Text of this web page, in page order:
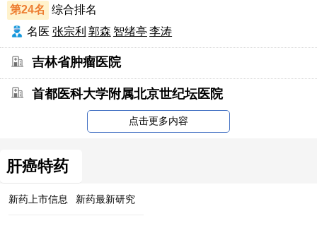
第24名
综合排名
名医 张宗利 郭森 智绪亭 李涛
吉林省肿瘤医院
首都医科大学附属北京世纪坛医院
点击更多内容
肝癌特药
新药上市信息 新药最新研究